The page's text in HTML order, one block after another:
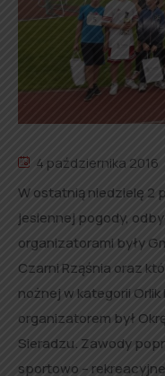
4 października 2016
W ostatnią niedzielę 2
jesiennej pogody,
organizatorami były
Czarni Rząśnia oraz
nożnej w kategorii Orlik
organizatorem był
Sieradzu. Zawody
sportowo –